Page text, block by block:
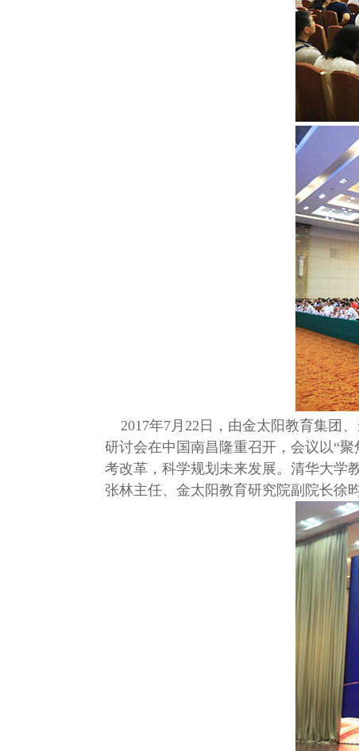
2017年7月22日，由金太阳教育集团
研讨会在中国南昌隆重召开，会议以“
考改革，科学规划未来发展。清华大学
张林主任、金太阳教育研究院副院长徐